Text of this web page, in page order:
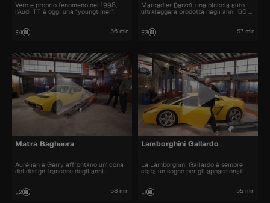
Vero e proprio fenomeno nel 1998,
l'Audi TT è oggi una “youngtimer”.
E4 56 min
Marcadier Barzoï, una piccola auto
ultraleggera prodotta negli anni '60 e
E3 57 min
Matra Bagheera
Aurélien e Gerry affrontano un'icona
del design francese degli anni
E2 58 min
Lamborghini Gallardo
La Lamborghini Gallardo è sempre
stata un sogno per gli appassionati.
E1 55 min